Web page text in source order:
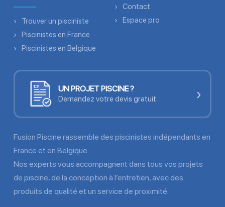
Trouver un pisciniste
Piscinistes en France
Piscinistes en Belgique
Contact
Espace pro
UN PROJET PISCINE ?
Demandez votre devis gratuit ›
Fusion Piscine rassemble des piscinistes indépendants en
France et en Belgique.
Nos experts vous accompagnent dans tous vos projets
de piscine, de la conception à l’entretien, avec des
produits de qualité et un service de proximité.